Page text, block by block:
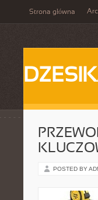
Strona główna
POSTED BY